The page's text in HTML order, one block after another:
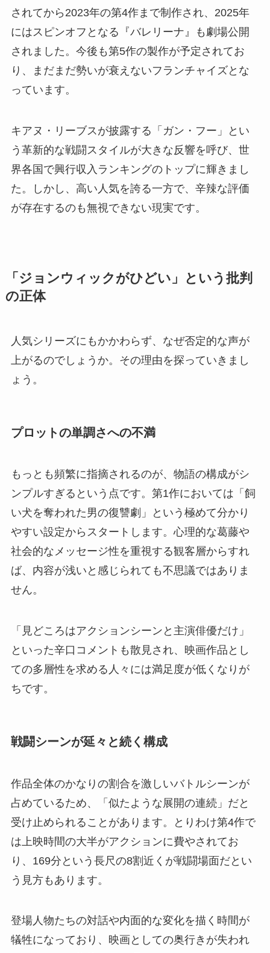
されてから2023年の第4作まで制作され、2025年
にはスピンオフとなる『バレリーナ』も劇場公開
されました。今後も第5作の製作が予定されてお
り、まだまだ勢いが衰えないフランチャイズとな
っています。
キアヌ・リーブスが披露する「ガン・フー」とい
う革新的な戦闘スタイルが大きな反響を呼び、世
界各国で興行収入ランキングのトップに輝きまし
た。しかし、高い人気を誇る一方で、辛辣な評価
が存在するのも無視できない現実です。
「ジョンウィックがひどい」という批判
の正体
人気シリーズにもかかわらず、なぜ否定的な声が
上がるのでしょうか。その理由を探っていきまし
ょう。
プロットの単調さへの不満
もっとも頻繁に指摘されるのが、物語の構成がシ
ンプルすぎるという点です。第1作においては「飼
い犬を奪われた男の復讐劇」という極めて分かり
やすい設定からスタートします。心理的な葛藤や
社会的なメッセージ性を重視する観客層からすれ
ば、内容が浅いと感じられても不思議ではありま
せん。
「見どころはアクションシーンと主演俳優だけ」
といった辛口コメントも散見され、映画作品とし
ての多層性を求める人々には満足度が低くなりが
ちです。
戦闘シーンが延々と続く構成
作品全体のかなりの割合を激しいバトルシーンが
占めているため、「似たような展開の連続」だと
受け止められることがあります。とりわけ第4作で
は上映時間の大半がアクションに費やされてお
り、169分という長尺の8割近くが戦闘場面だとい
う見方もあります。
登場人物たちの対話や内面的な変化を描く時間が
犠牲になっており、映画としての奥行きが失われ